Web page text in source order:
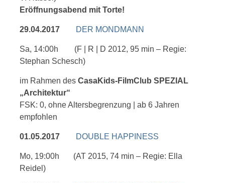
Eröffnungsabend mit Torte!
29.04.2017 DER MONDMANN
Sa, 14:00h (F | R | D 2012, 95 min – Regie:
Stephan Schesch)
im Rahmen des CasaKids-FilmClub SPEZIAL
„Architektur“
FSK: 0, ohne Altersbegrenzung | ab 6 Jahren
empfohlen
01.05.2017 DOUBLE HAPPINESS
Mo, 19:00h
(AT 2015, 74 min – Regie: Ella
Reidel)